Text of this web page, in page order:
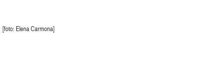
[foto: Elena Carmona]